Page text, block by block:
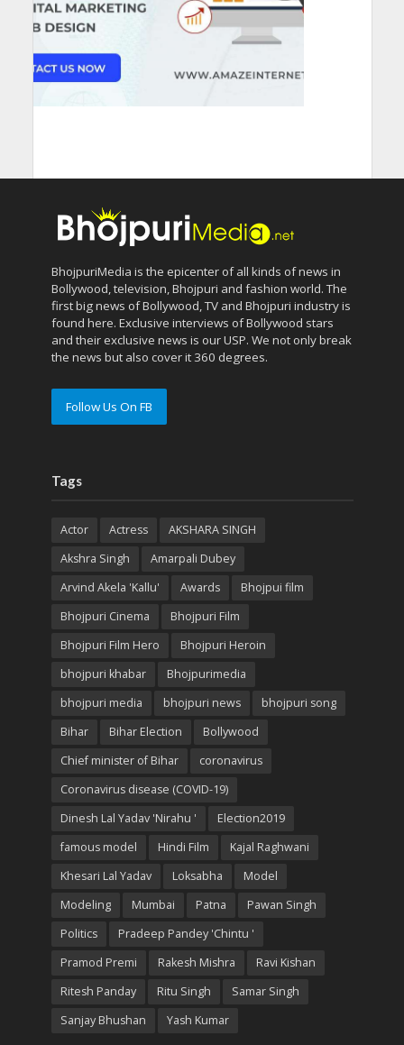
BhojpuriMedia is the epicenter of all kinds of news in
Bollywood, television, Bhojpuri and fashion world. The
first big news of Bollywood, TV and Bhojpuri industry is
found here. Exclusive interviews of Bollywood stars
and their exclusive news is our USP. We not only break
the news but also cover it 360 degrees.
Follow Us On FB
Tags
Actor Actress
AKSHARA SINGH
Akshra Singh
Amarpali Dubey
Arvind Akela 'Kallu'
Awards
Bhojpui film
Bhojpuri Cinema
Bhojpuri Film
Bhojpuri Film Hero
Bhojpuri Heroin
bhojpuri khabar
Bhojpurimedia
bhojpuri media
bhojpuri news
bhojpuri song
Bihar
Bihar Election
Bollywood
Chief minister of Bihar
coronavirus
Coronavirus disease (COVID-19)
Dinesh Lal Yadav 'Nirahu '
Election2019
famous model
Hindi Film
Kajal Raghwani
Khesari Lal Yadav
Loksabha
Model
Modeling
Mumbai Patna
Pawan Singh
Politics
Pradeep Pandey 'Chintu '
Pramod Premi
Rakesh Mishra
Ravi Kishan
Ritesh Panday
Ritu Singh
Samar Singh
Sanjay Bhushan
Yash Kumar